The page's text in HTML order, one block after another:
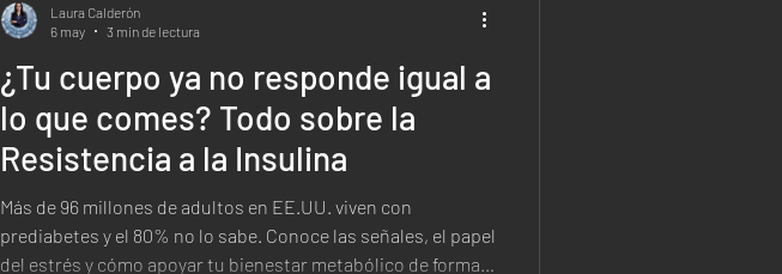
¿Tu cuerpo ya no responde igual a
lo que comes? Todo sobre la
Resistencia a la Insulina
Más de 96 millones de adultos en EE.UU. viven con
prediabetes y el 80% no lo sabe. Conoce las señales, el papel
del estrés y cómo apoyar tu bienestar metabólico de forma
Laura Calderón
6 may
3 min de lectura